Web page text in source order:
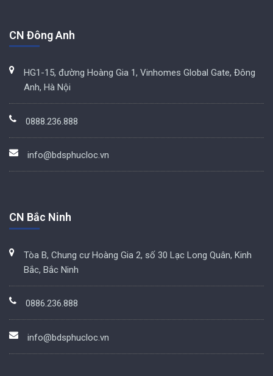
CN Đông Anh
HG1-15, đường Hoàng Gia 1, Vinhomes Global Gate, Đông
Anh, Hà Nội
0888.236.888
info@bdsphucloc.vn
CN Bắc Ninh
Tòa B, Chung cư Hoàng Gia 2, số 30 Lạc Long Quân, Kinh
Bắc, Bắc Ninh
0886.236.888
info@bdsphucloc.vn